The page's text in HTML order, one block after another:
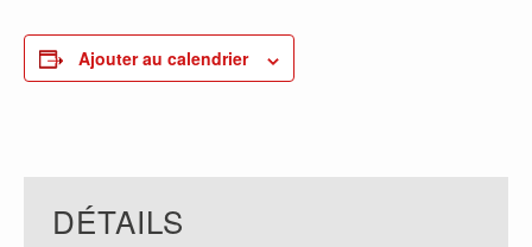
Ajouter au calendrier
DÉTAILS